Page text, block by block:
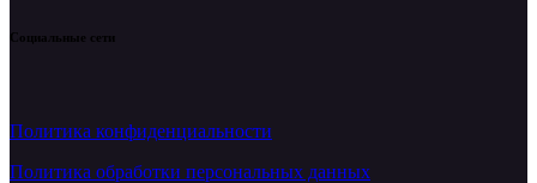
Социальные сети
Политика конфиденциальности
Политика обработки персональных данных